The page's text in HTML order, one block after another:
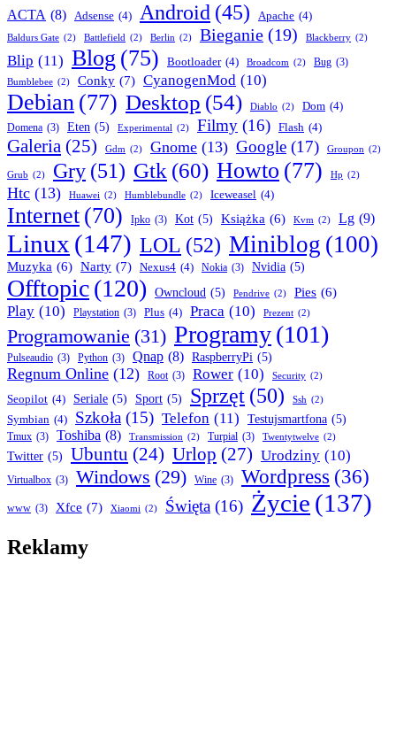
ACTA (8) Adsense (4) Android (45) Apache (4)
Baldurs Gate (2) Battlefield (2) Berlin (2) Bieganie (19) Blackberry (2)
Blip (11) Blog (75) Bootloader (4) Broadcom (2) Bug (3)
Bumblebee (2) Conky (7) CyanogenMod (10)
Debian (77) Desktop (54) Diablo (2) Dom (4)
Domena (3) Eten (5) Experimental (2) Filmy (16) Flash (4)
Galeria (25) Gdm (2) Gnome (13) Google (17) Groupon (2)
Grub (2) Gry (51) Gtk (60) Howto (77) Hp (2)
Htc (13) Huawei (2) Humblebundle (2) Iceweasel (4)
Internet (70) Ipko (3) Kot (5) Książka (6) Kvm (2) Lg (9)
Linux (147) LOL (52) Miniblog (100)
Muzyka (6) Narty (7) Nexus4 (4) Nokia (3) Nvidia (5)
Offtopic(120) Owncloud (5) Pendrive (2) Pies (6)
Play (10) Playstation (3) Plus (4) Praca (10) Prezent (2)
Programowanie (31) Programy(101)
Pulseaudio (3) Python (3) Qnap (8) RaspberryPi (5)
Regnum Online (12) Root (3) Rower (10) Security (2)
Seopilot (4) Seriale (5) Sport (5) Sprzęt (50) Ssh (2)
Symbian (4) Szkoła (15) Telefon (11) Testujsmartfona (5)
Tmux (3) Toshiba (8) Transmission (2) Turpial (3) Twentytwelve (2)
Twitter (5) Ubuntu (24) Urlop (27) Urodziny (10)
Virtualbox (3) Windows (29) Wine (3) Wordpress (36)
www (3) Xfce (7) Xiaomi (2) Święta (16) Życie (137)
Reklamy